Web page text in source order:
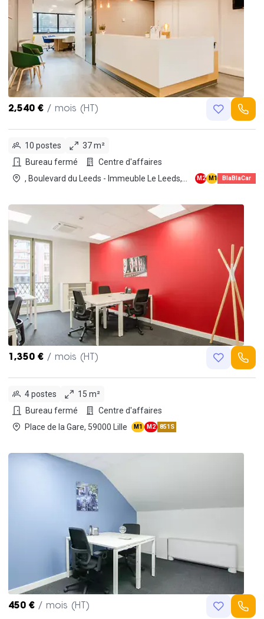
2,540 € / mois (HT)
10 postes
37 m²
Bureau fermé
Centre d'affaires
, Boulevard du Leeds - Immeuble Le Leeds,
M2 M1
BlaBlaCar
1,350 € / mois (HT)
4 postes
15 m²
Bureau fermé
Centre d'affaires
Place de la Gare, 59000 Lille
M1 M2 851S
450 € / mois (HT)